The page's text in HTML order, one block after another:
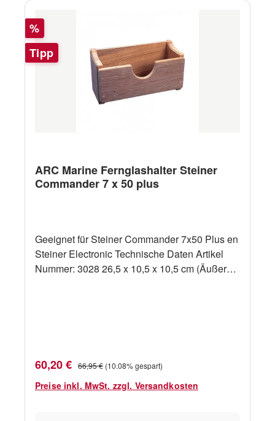
Rabatt
%
Tipp
ARC Marine Fernglashalter Steiner
Commander 7 x 50 plus
Geeignet für Steiner Commander 7x50 Plus en
Steiner Electronic Technische Daten Artikel
Nummer: 3028 26,5 x 10,5 x 10,5 cm (Äußere
Verkaufspreis:
60,20 € Regulärer Preis:
66,95 € (10.08% gespart)
Preise inkl. MwSt. zzgl. Versandkosten